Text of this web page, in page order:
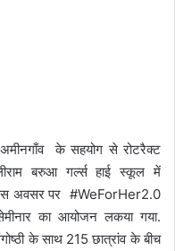
अमीनगाँव के सहयोग से रोटरैक्ट
बरुआ गर्ल्स हाई स्कूल में
इस अवसर पर #WeForHer2.0
का आयोजन लकया गया.
के साथ 215 छात्रांव के बीच